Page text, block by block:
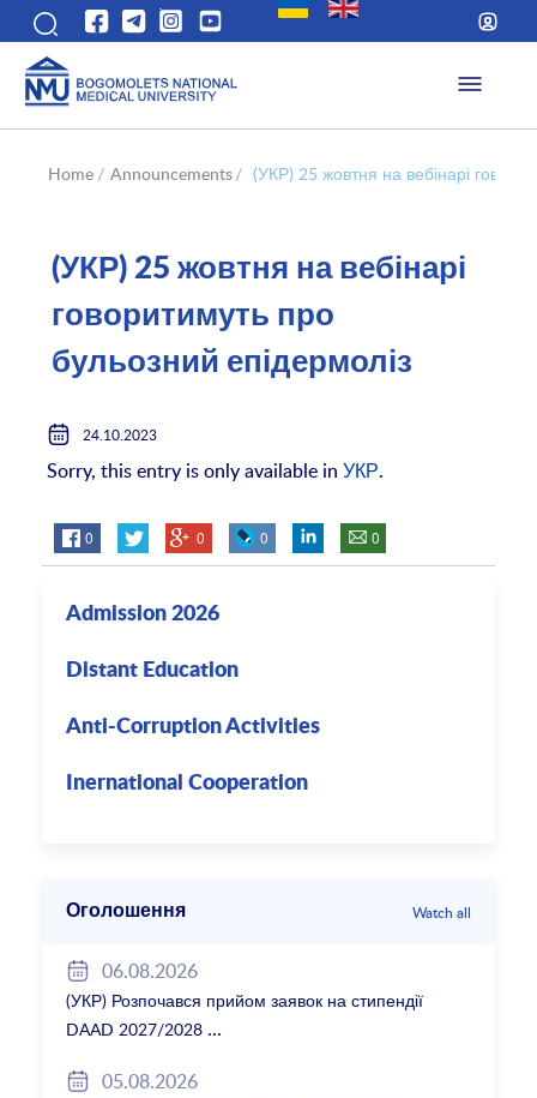
Home / Announcements/ (УКР) 25 жовтня на вебінарі
(УКР) 25 жовтня на вебінарі
говоритимуть про
бульозний епідермоліз
24.10.2023
Sorry, this entry is only available inУКР.
0 0 0 0
Admission 2026
Distant Education
Anti-Corruption Activities
Inernational Cooperation
Оголошення Watch all
06.08.2026
(УКР) Розпочався прийом заявок на стипендії
DAAD 2027/2028
05.08.2026